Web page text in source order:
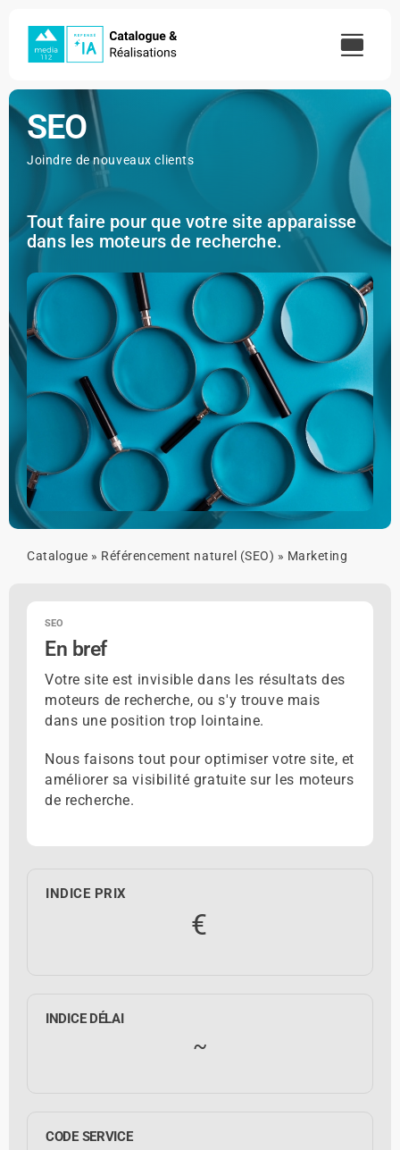
content
SEO
Joindre de nouveaux clients
Tout faire pour que votre site apparaisse
dans les moteurs de recherche.
Catalogue » Référencement naturel (SEO) » Marketing
SEO
En bref
Votre site est invisible dans les résultats des
moteurs de recherche, ou s'y trouve mais
dans une position trop lointaine.
Nous faisons tout pour optimiser votre site, et
améliorer sa visibilité gratuite sur les moteurs
de recherche.
INDICE PRIX
€
INDICE DÉLAI
~
CODE SERVICE